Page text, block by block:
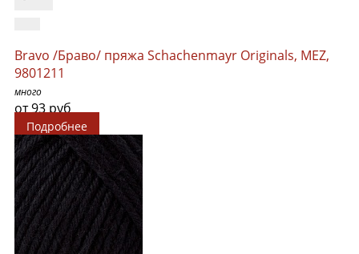
Bravo /Браво/ пряжа Schachenmayr Originals, MEZ,
9801211
много
от 93 руб
Подробнее